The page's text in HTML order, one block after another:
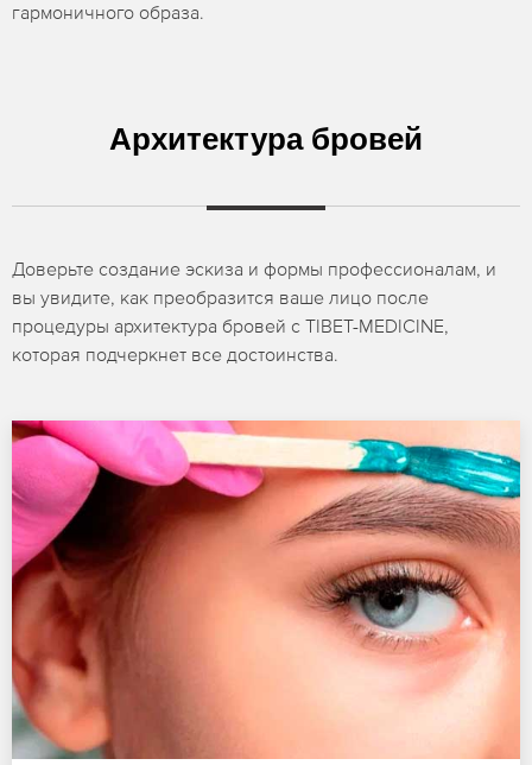
гармоничного образа.
Архитектура бровей
Доверьте создание эскиза и формы профессионалам, и
вы увидите, как преобразится ваше лицо после
процедуры архитектура бровей с TIBET-MEDICINE,
которая подчеркнет все достоинства.